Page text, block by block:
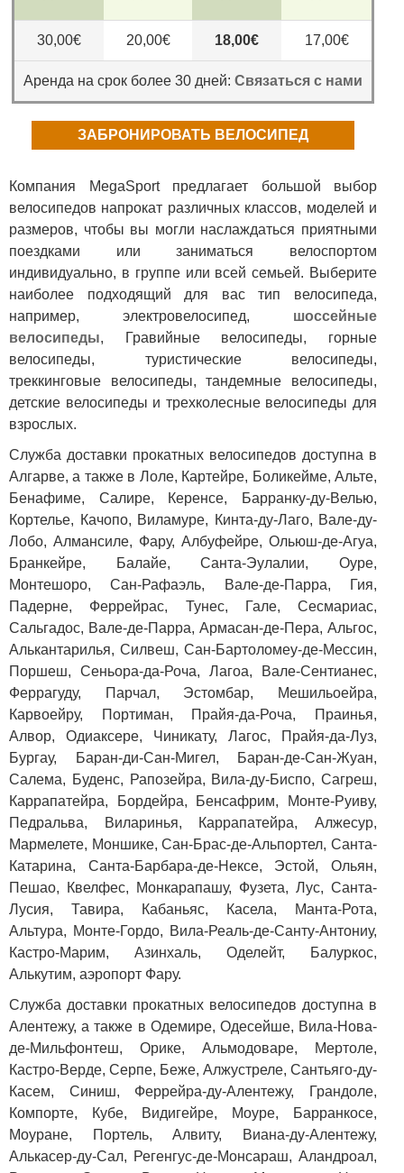
30,00€ 20,00€ 18,00€ 17,00€
Аренда на срок более 30 дней: Связаться с нами
ЗАБРОНИРОВАТЬ ВЕЛОСИПЕД
Компания MegaSport предлагает большой выбор
велосипедов напрокат различных классов, моделей и
размеров, чтобы вы могли наслаждаться приятными
поездками или заниматься велоспортом
индивидуально, в группе или всей семьей. Выберите
наиболее подходящий для вас тип велосипеда,
например, электровелосипед, шоссейные
велосипеды, Гравийные велосипеды, горные
велосипеды, туристические велосипеды,
треккинговые велосипеды, тандемные велосипеды,
детские велосипеды и трехколесные велосипеды для
взрослых.
Служба доставки прокатных велосипедов доступна в
Алгарве, а также в Лоле, Картейре, Боликейме, Альте,
Бенафиме, Салире, Керенсе, Барранку-ду-Велью,
Кортелье, Качопо, Виламуре, Кинта-ду-Лаго, Вале-ду-
Лобо, Алмансиле, Фару, Албуфейре, Ольюш-де-Агуа,
Бранкейре, Балайе, Санта-Эулалии, Оуре,
Монтешоро, Сан-Рафаэль, Вале-де-Парра, Гия,
Падерне, Феррейрас, Тунес, Гале, Сесмариас,
Сальгадос, Вале-де-Парра, Армасан-де-Пера, Альгос,
Алькантарилья, Силвеш, Сан-Бартоломеу-де-Мессин,
Поршеш, Сеньора-да-Роча, Лагоа, Вале-Сентианес,
Феррагуду, Парчал, Эстомбар, Мешильоейра,
Карвоейру, Портиман, Прайя-да-Роча, Праинья,
Алвор, Одиаксере, Чиникату, Лагос, Прайя-да-Луз,
Бургау, Баран-ди-Сан-Мигел, Баран-де-Сан-Жуан,
Салема, Буденс, Рапозейра, Вила-ду-Биспо, Сагреш,
Каррапатейра, Бордейра, Бенсафрим, Монте-Руиву,
Педральва, Виларинья, Каррапатейра, Алжесур,
Мармелете, Моншике, Сан-Брас-де-Альпортел, Санта-
Катарина, Санта-Барбара-де-Нексе, Эстой, Ольян,
Пешао, Квелфес, Монкарапашу, Фузета, Лус, Санта-
Лусия, Тавира, Кабаньяс, Касела, Манта-Рота,
Альтура, Монте-Гордо, Вила-Реаль-де-Санту-Антониу,
Кастро-Марим, Азинхаль, Оделейт, Балуркос,
Алькутим, аэропорт Фару.
Служба доставки прокатных велосипедов доступна в
Алентежу, а также в Одемире, Одесейше, Вила-Нова-
де-Мильфонтеш, Орике, Альмодоваре, Мертоле,
Кастро-Верде, Серпе, Беже, Алжустреле, Сантьяго-ду-
Касем, Синиш, Феррейра-ду-Алентежу, Грандоле,
Компорте, Кубе, Видигейре, Моуре, Барранкосе,
Моуране, Портель, Алвиту, Виана-ду-Алентежу,
Алькасер-ду-Сал, Регенгус-де-Монсараш, Аландроал,